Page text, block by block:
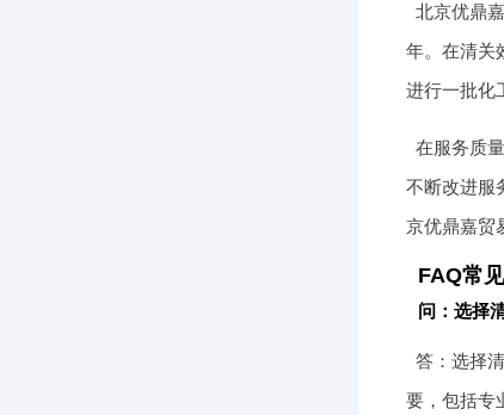
北京优鼎
年。在清关
进行一批化
在服务质
不断改进服
京优鼎嘉贸
FAQ常
问：选择
答：选择
要，包括专